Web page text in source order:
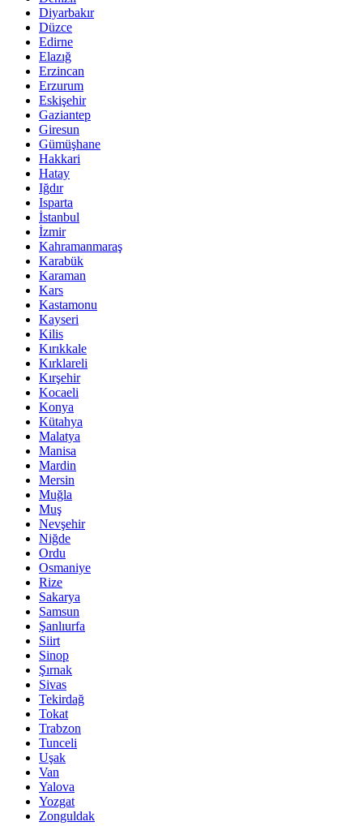
Diyarbakır
Düzce
Edirne
Elazığ
Erzincan
Erzurum
Eskişehir
Gaziantep
Giresun
Gümüşhane
Hakkari
Hatay
Iğdır
Isparta
İstanbul
İzmir
Kahramanmaraş
Karabük
Karaman
Kars
Kastamonu
Kayseri
Kilis
Kırıkkale
Kırklareli
Kırşehir
Kocaeli
Konya
Kütahya
Malatya
Manisa
Mardin
Mersin
Muğla
Muş
Nevşehir
Niğde
Ordu
Osmaniye
Rize
Sakarya
Samsun
Şanlıurfa
Siirt
Sinop
Şırnak
Sivas
Tekirdağ
Tokat
Trabzon
Tunceli
Uşak
Van
Yalova
Yozgat
Zonguldak